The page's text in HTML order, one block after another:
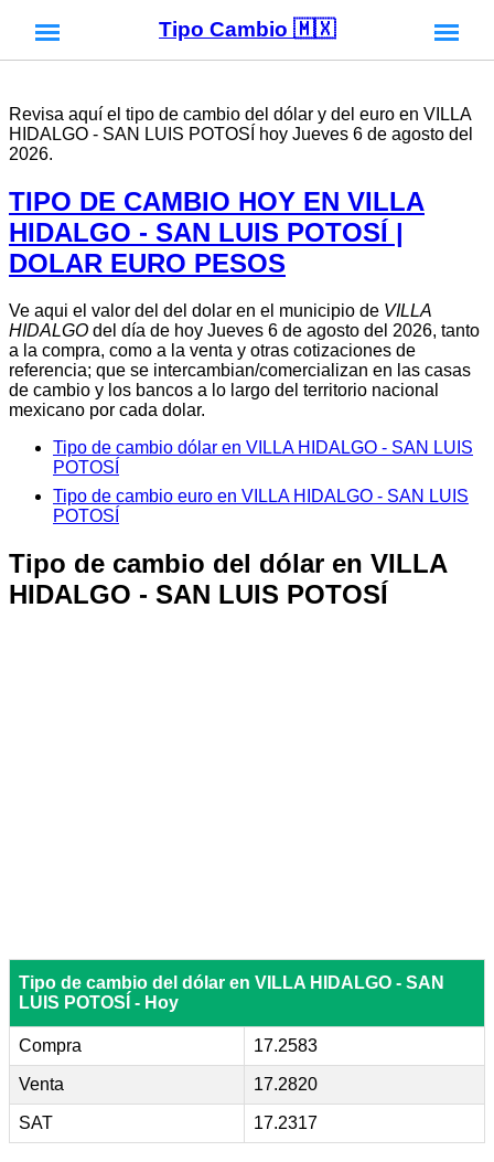
Tipo Cambio 🇲🇽
Revisa aquí el tipo de cambio del dólar y del euro en VILLA
HIDALGO - SAN LUIS POTOSÍ hoy Jueves 6 de agosto del
2026.
TIPO DE CAMBIO HOY EN VILLA
HIDALGO - SAN LUIS POTOSÍ |
DOLAR EURO PESOS
Ve aqui el valor del del dolar en el municipio de VILLA
HIDALGO del día de hoy Jueves 6 de agosto del 2026, tanto
a la compra, como a la venta y otras cotizaciones de
referencia; que se intercambian/comercializan en las casas
de cambio y los bancos a lo largo del territorio nacional
mexicano por cada dolar.
Tipo de cambio dólar en VILLA HIDALGO - SAN LUIS
POTOSÍ
Tipo de cambio euro en VILLA HIDALGO - SAN LUIS
POTOSÍ
Tipo de cambio del dólar en VILLA
HIDALGO - SAN LUIS POTOSÍ
Tipo de cambio del dólar en VILLA HIDALGO - SAN
LUIS POTOSÍ - Hoy
Compra 17.2583
Venta 17.2820
SAT 17.2317